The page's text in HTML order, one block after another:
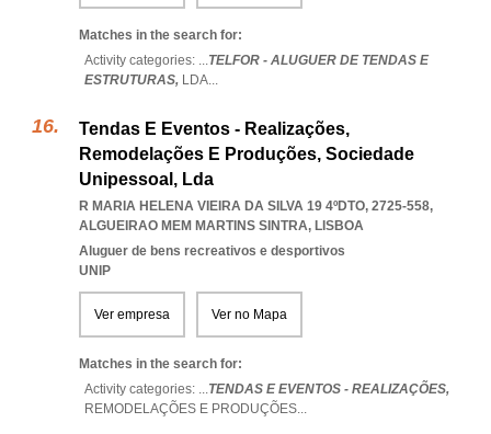
Matches in the search for:
Activity categories: ...TELFOR - ALUGUER DE TENDAS E
ESTRUTURAS, LDA...
Tendas E Eventos - Realizações,
Remodelações E Produções, Sociedade
Unipessoal, Lda
R MARIA HELENA VIEIRA DA SILVA 19 4ºDTO, 2725-558,
ALGUEIRAO MEM MARTINS SINTRA, LISBOA
Aluguer de bens recreativos e desportivos
UNIP
Ver empresa Ver no Mapa
Matches in the search for:
Activity categories: ...TENDAS E EVENTOS - REALIZAÇÕES,
REMODELAÇÕES E PRODUÇÕES...